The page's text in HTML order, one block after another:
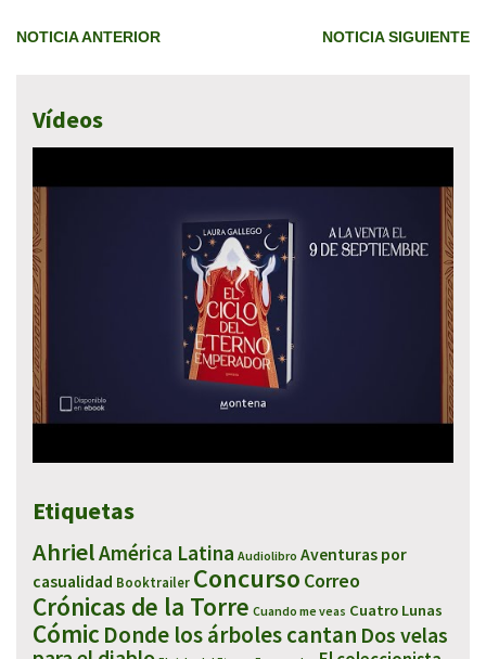
NOTICIA ANTERIOR NOTICIA SIGUIENTE
Vídeos
Etiquetas
AhrielAmérica Latina Audiolibro Aventuras por
casualidad Booktrailer Concurso Correo
Crónicas de la Torre Cuando me veas Cuatro Lunas
Cómic Donde los árboles cantan Dos velas